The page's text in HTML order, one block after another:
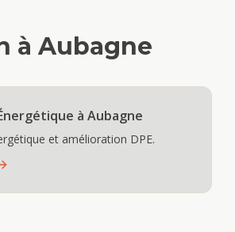
à Aubagne
àAubagne
et amélioration DPE.